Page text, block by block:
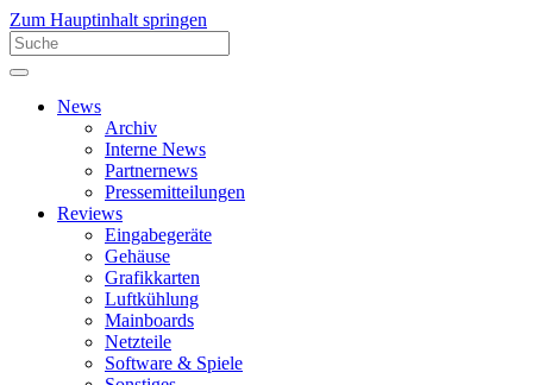
Zum Hauptinhalt springen
News
Archiv
Interne News
Partnernews
Pressemitteilungen
Reviews
Eingabegeräte
Gehäuse
Grafikkarten
Luftkühlung
Mainboards
Netzteile
Software & Spiele